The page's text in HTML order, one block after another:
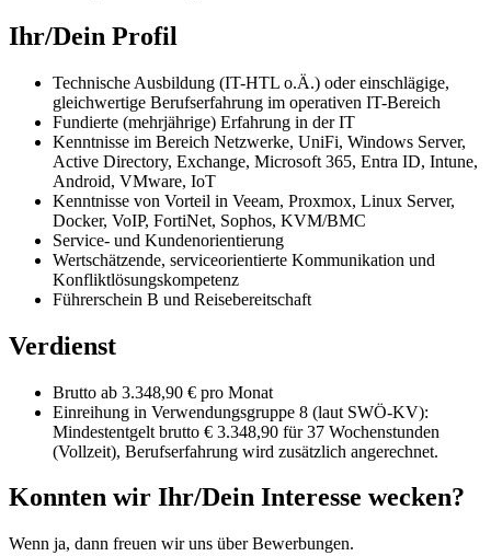
Ihr/Dein Profil
Technische Ausbildung (IT-HTL o.Ä.) oder einschlägige,
gleichwertige Berufserfahrung im operativen IT-Bereich
Fundierte (mehrjährige) Erfahrung in der IT
Kenntnisse im Bereich Netzwerke, UniFi, Windows Server,
Active Directory, Exchange, Microsoft 365, Entra ID, Intune,
Android, VMware, IoT
Kenntnisse von Vorteil in Veeam, Proxmox, Linux Server,
Docker, VoIP, FortiNet, Sophos, KVM/BMC
Service- und Kundenorientierung
Wertschätzende, serviceorientierte Kommunikation und
Konfliktlösungskompetenz
Führerschein B und Reisebereitschaft
Verdienst
Brutto ab 3.348,90 € pro Monat
Einreihung in Verwendungsgruppe 8 (laut SWÖ-KV):
Mindestentgelt brutto € 3.348,90 für 37 Wochenstunden
(Vollzeit), Berufserfahrung wird zusätzlich angerechnet.
Konnten wir Ihr/Dein Interesse wecken?
Wenn ja, dann freuen wir uns über Bewerbungen.